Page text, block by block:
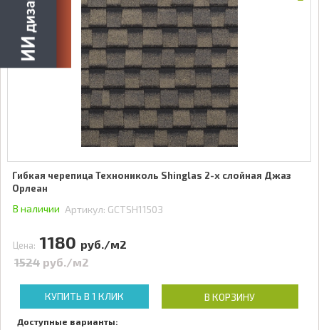
Гибкая черепица Технониколь Shinglas 2-х слойная Джаз
Орлеан
В наличии Артикул: GCTSH11503
Цена: 1180 руб./м2
1524 руб./м2
КУПИТЬ В 1 КЛИК В КОРЗИНУ
Доступные варианты: